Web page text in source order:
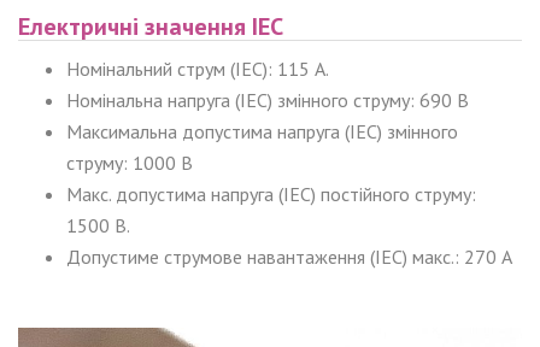
Електричні значення IEC
Номінальний струм (IEC): 115 А.
Номінальна напруга (IEC) змінного струму: 690 В
Максимальна допустима напруга (IEC) змінного
струму: 1000 В
Макс. допустима напруга (IEC) постійного струму:
1500 В.
Допустиме струмове навантаження (IEC) макс.: 270 А